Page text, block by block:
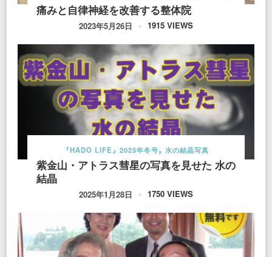
痛みと自律神経を改善する整体院
2023年5月26日 1915 VIEWS
『HADO LIFE』2025年冬号 水の結晶写真
紫金山・アトラス彗星の写真を見せた 水の
結晶
2025年1月28日 1750 VIEWS